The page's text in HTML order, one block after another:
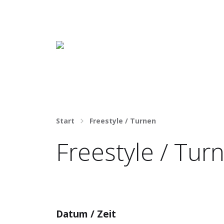
Häng nicht rum. Mach was draus!
Start Freestyle / Turnen
Freestyle /
Datum / Zeit